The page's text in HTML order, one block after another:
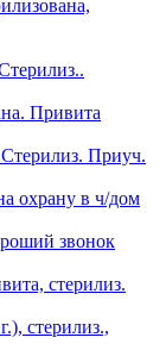
Привита
Приуч.
охрану в ч/дом
звонок
стерилиз.
стерилиз.,